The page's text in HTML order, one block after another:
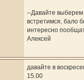
--Давайте выберем
встретимся, бало
интересно
Алексей
давайте в
15.00